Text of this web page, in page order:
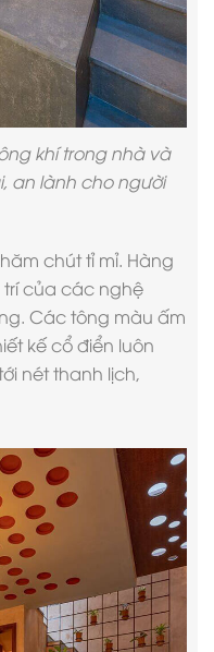
khí trong nhà và
an lành cho người
chút tỉ mỉ. Hàng
của các nghệ
Các tông màu ấm
kế cổ điển luôn
nét thanh lịch,